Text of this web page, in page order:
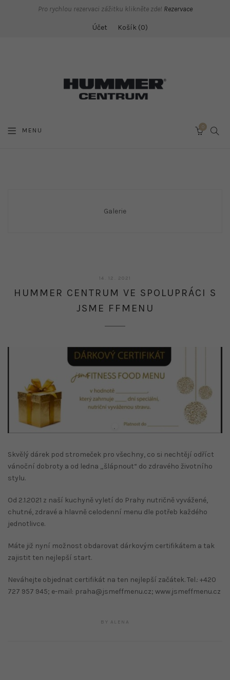
Pro rychlou rezervaci zážitku klikněte zde! Rezervace
Účet Košík 0
MENU 0
Galerie
14. 12. 2021
2021
HUMMER CENTRUM VE SPOLUPRÁCI S
JSME FFMENU
Skvělý dárek pod stromeček pro všechny, co si nechtějí odříct
vánoční dobroty a od ledna „šlápnout“ do zdravého životního
stylu.
Od 2.1.2021 z naší kuchyně vyletí do Prahy nutričně vyvážené,
chutné, zdravé a hlavně celodenní menu dle potřeb každého
jednotlivce.
Máte již nyní možnost obdarovat dárkovým certifikátem a tak
zajistit ten nejlepší start.
Neváhejte objednat certifikát na ten nejlepší začátek. Tel.: +420
727 957 945; e-mail: praha@jsmeffmenu.cz; www.jsmeffmenu.cz
BY ALENA